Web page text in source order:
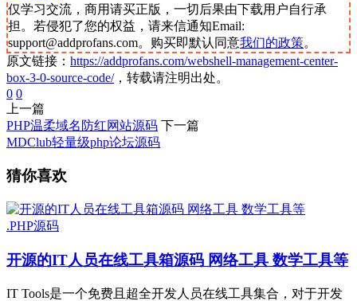
仅学习交流，商用请买正版，一切后果由下载用户自行承
担。若侵犯了您的权益，请来信通知Email:
support@addprofans.com。购买即默认同意我们的政策。
原文链接： https://addprofans.com/webshell-management-center-
box-3-0-source-code/，转载请注明出处。
0 0
上一篇
PHP温柔域名防红网站源码 下一篇
MDClub轻量级php论坛源码
猜你喜欢
.PHP源码
开源的IT人员在线工具箱源码 网络工具 数学工具等
IT Tools是一个免费且超全开发人员在线工具集合，对于开发